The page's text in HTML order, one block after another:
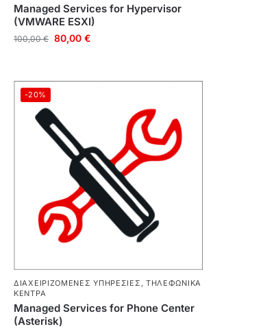
Managed Services for Hypervisor
(VMWARE ESXI)
100,00€ 80,00€
-20%
ΔΙΑΧΕΙΡΙΖΌΜΕΝΕΣ ΥΠΗΡΕΣΊΕΣ , ΤΗΛΕΦΩΝΙΚΆ
ΚΈΝΤΡΑ
Managed Services for Phone Center
(Asterisk)